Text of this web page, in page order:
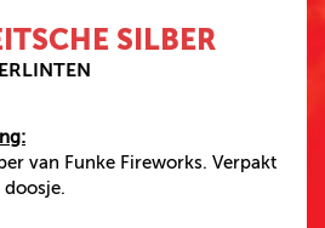
SILBER
van Funke Fireworks. Verpakt
doosje.